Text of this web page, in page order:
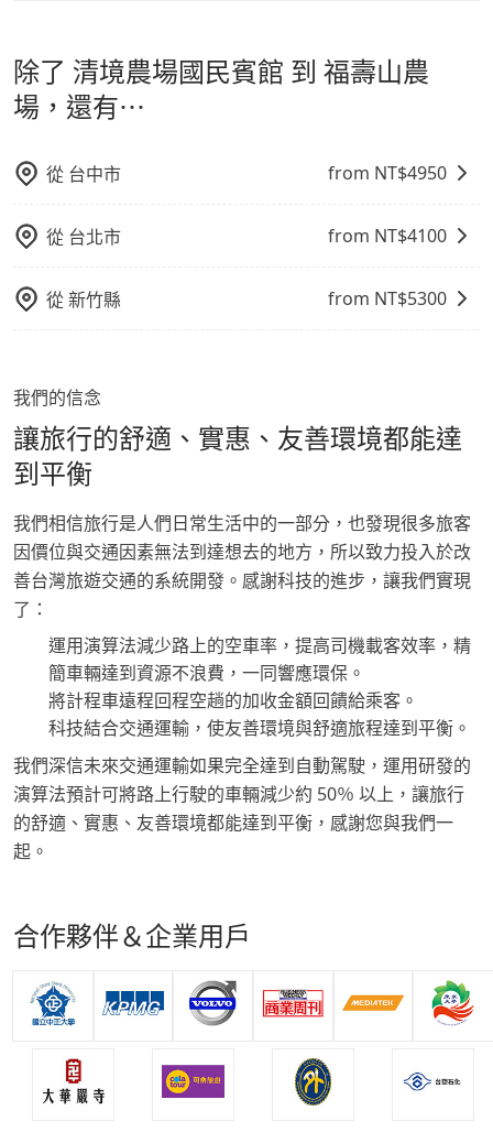
下訂以把握最划算的價格。
通轉乘時間，並解決攜帶行李移動不便問題。讓旅客更輕
鬆出遊，不必擔心交通造成限制。
除了 清境農場國民賓館 到 福壽山農
場，還有⋯
從 台中市 from NT$4950
從 台北市 from NT$4100
從新竹縣 from NT$5300
我們的信念
讓旅行的舒適、實惠、友善環境都能達
到平衡
我們相信旅行是人們日常生活中的一部分，也發現很多旅客
因價位與交通因素無法到達想去的地方，所以致力投入於改
善台灣旅遊交通的系統開發。感謝科技的進步，讓我們實現
了：
運用演算法減少路上的空車率，提高司機載客效率，精
簡車輛達到資源不浪費，一同響應環保。
將計程車遠程回程空趟的加收金額回饋給乘客。
科技結合交通運輸，使友善環境與舒適旅程達到平衡。
我們深信未來交通運輸如果完全達到自動駕駛，運用研發的
演算法預計可將路上行駛的車輛減少約 50％ 以上，讓旅行
的舒適、實惠、友善環境都能達到平衡，感謝您與我們一
起。
合作夥伴＆企業用戶